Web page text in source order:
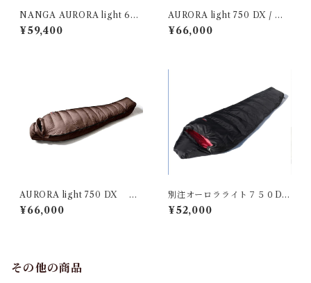
NANGA AURORA light 600
DX GRY(グレー)
¥59,400
AURORA light 750 DX / オ
ーロラライト750DX GRY
レギュラー
¥66,000
AURORA light 750 DX ブ
ラウン レギュラー
¥66,000
別注オーロラライト７５０DX
BLK
¥52,000
その他の商品